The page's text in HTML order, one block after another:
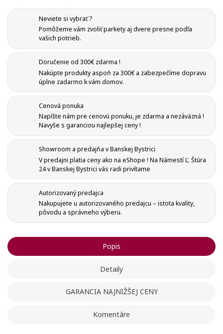
Neviete si vybrať ?
Pomôžeme vám zvoliť parkety aj dvere presne podľa
vašich potrieb.
Doručenie od 300€ zdarma !
Nakúpte produkty aspoň za 300€ a zabezpečíme dopravu
úplne zadarmo k vám domov.
Cenová ponuka
Napíšte nám pre cenovú ponuku, je zdarma a nezáväzná !
Navyše s garanciou najlepšej ceny !
Showroom a predajňa v Banskej Bystrici
V predajni platia ceny ako na eShope ! Na Námestí Ľ. Štúra
24 v Banskej Bystrici vás radi privítame
Autorizovaný predajca
Nakupujete u autorizovaného predajcu – istota kvality,
pôvodu a správneho výberu.
Popis
Detaily
GARANCIA NAJNIŽŠEJ CENY
Komentáre
Pridať do obľúbených
Vytvoriť zoznam želaní
Meno zoznamu
Vytvoriť zoznam želaní
Registrovať sa
prihlásiť sa.